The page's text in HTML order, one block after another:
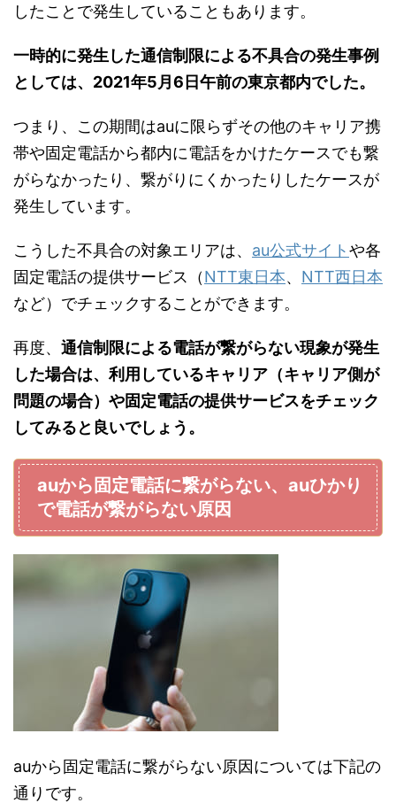
したことで発生していることもあります。
一時的に発生した通信制限による不具合の発生事例
としては、2021年5月6日午前の東京都内でした。
つまり、この期間はauに限らずその他のキャリア携
帯や固定電話から都内に電話をかけたケースでも繋
がらなかったり、繋がりにくかったりしたケースが
発生しています。
こうした不具合の対象エリアは、 au公式サイトや各
固定電話の提供サービス（NTT東日本、 NTT西日本
など）でチェックすることができます。
再度、 通信制限による電話が繋がらない現象が発生
した場合は、利用しているキャリア（キャリア側が
問題の場合）や固定電話の提供サービスをチェック
してみると良いでしょう。
auから固定電話に繋がらない、auひかり
で電話が繋がらない原因
auから固定電話に繋がらない原因については下記の
通りです。